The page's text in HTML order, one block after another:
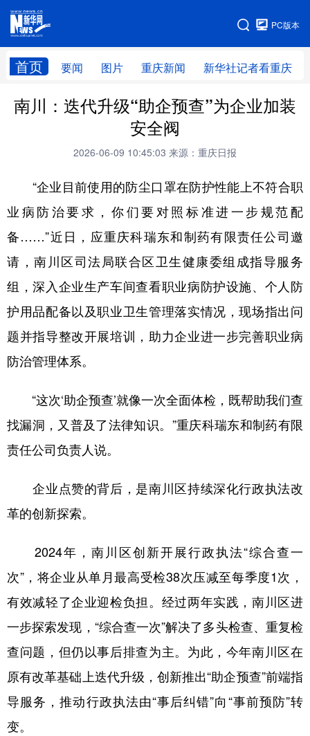
PC版本
首页 要闻 图片 重庆新闻 新华社记者看重庆
网站地图
南川：迭代升级“助企预查”为企业加装
安全阀
2026-06-09 10:45:03 来源：重庆日报
“企业目前使用的防尘口罩在防护性能上不符合职
业病防治要求，你们要对照标准进一步规范配
备……”近日，应重庆科瑞东和制药有限责任公司邀
请，南川区司法局联合区卫生健康委组成指导服务
组，深入企业生产车间查看职业病防护设施、个人防
护用品配备以及职业卫生管理落实情况，现场指出问
题并指导整改开展培训，助力企业进一步完善职业病
防治管理体系。
“这次‘助企预查’就像一次全面体检，既帮助我们查
找漏洞，又普及了法律知识。”重庆科瑞东和制药有限
责任公司负责人说。
企业点赞的背后，是南川区持续深化行政执法改
革的创新探索。
2024年，南川区创新开展行政执法“综合查一
次”，将企业从单月最高受检38次压减至每季度1次，
有效减轻了企业迎检负担。经过两年实践，南川区进
一步探索发现，“综合查一次”解决了多头检查、重复检
查问题，但仍以事后排查为主。为此，今年南川区在
原有改革基础上迭代升级，创新推出“助企预查”前端指
导服务，推动行政执法由“事后纠错”向“事前预防”转
变。